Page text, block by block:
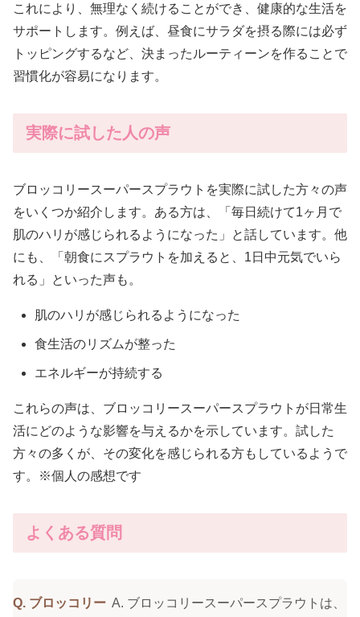
これにより、無理なく続けることができ、健康的な生活を
サポートします。例えば、昼食にサラダを摂る際には必ず
トッピングするなど、決まったルーティーンを作ることで
習慣化が容易になります。
実際に試した人の声
ブロッコリースーパースプラウトを実際に試した方々の声
をいくつか紹介します。ある方は、「毎日続けて1ヶ月で
肌のハリが感じられるようになった」と話しています。他
にも、「朝食にスプラウトを加えると、1日中元気でいら
れる」といった声も。
肌のハリが感じられるようになった
食生活のリズムが整った
エネルギーが持続する
これらの声は、ブロッコリースーパースプラウトが日常生
活にどのような影響を与えるかを示しています。試した
方々の多くが、その変化を感じられる方もしているようで
す。※個人の感想です
よくある質問
Q. ブロッコリー A. ブロッコリースーパースプラウトは、